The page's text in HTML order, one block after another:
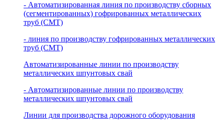
- Автоматизированная линия по производству сборных
(сегментированных) гофрированных металлических
труб (СМТ)
- линия по производству гофрированных металлических
труб (СМТ)
Автоматизированные линии по производству
металлических шпунтовых свай
- Автоматизированные линии по производству
металлических шпунтовых свай
Линии для производства дорожного оборудования